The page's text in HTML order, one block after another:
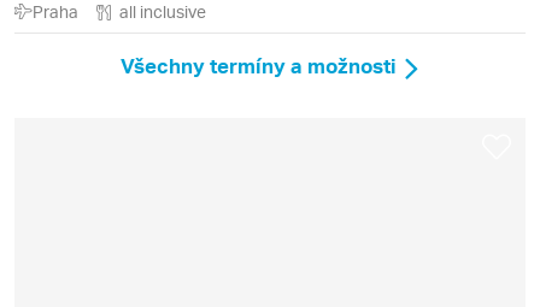
Praha all inclusive
Všechny termíny a možnosti